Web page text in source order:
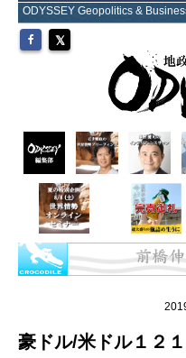
ODYSSEY Geopolitics &
豪ドル/米ドル１２